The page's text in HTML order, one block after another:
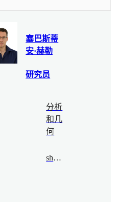
塞巴斯蒂
安·赫勒
研究员
分析
和几
何
sheller@bimsa.cn